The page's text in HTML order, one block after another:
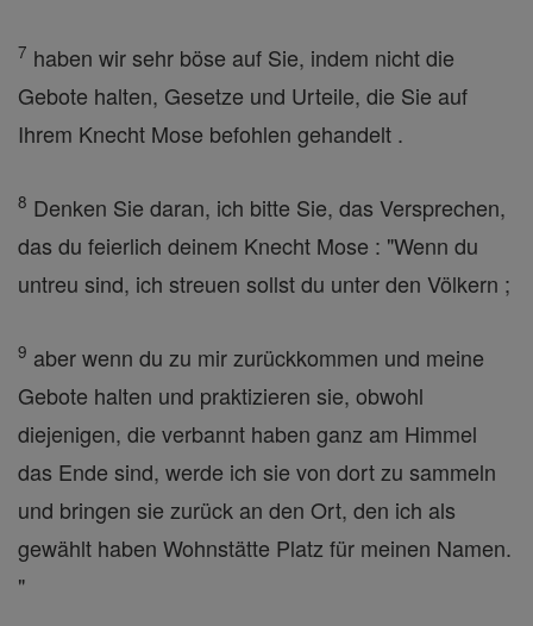
7 haben wir sehr böse auf Sie, indem nicht die
Gebote halten, Gesetze und Urteile, die Sie auf
Ihrem Knecht Mose befohlen gehandelt .
8 Denken Sie daran, ich bitte Sie, das Versprechen,
das du feierlich deinem Knecht Mose : "Wenn du
untreu sind, ich streuen sollst du unter den Völkern ;
9 aber wenn du zu mir zurückkommen und meine
Gebote halten und praktizieren sie, obwohl
diejenigen, die verbannt haben ganz am Himmel
das Ende sind, werde ich sie von dort zu sammeln
und bringen sie zurück an den Ort, den ich als
gewählt haben Wohnstätte Platz für meinen Namen.
"